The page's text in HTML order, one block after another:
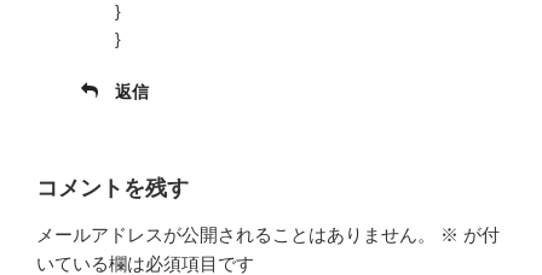
}
}
返信
コメントを残す
メールアドレスが公開されることはありません。 ※ が付
いている欄は必須項目です